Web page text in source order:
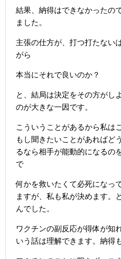
結果、納得はできなかったの
ました。
主張の仕方が、打つ打たない
がら
本当にそれで良いのか？
と、結局は決定をその方がし
のが大きな一因です。
こういうことがあるから私は
もし聞きたいことがあればど
るなら相手が能動的になるの
で
何かを救いたくて必死になっ
ますが、私も私が決めます。
んでした。
ワクチンの副反応が得体が知
いう話は理解できます。納得